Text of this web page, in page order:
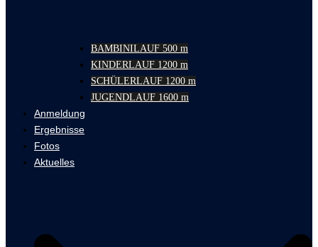
BAMBINILAUF 500 m
KINDERLAUF 1200 m
SCHÜLERLAUF 1200 m
JUGENDLAUF 1600 m
Anmeldung
Ergebnisse
Fotos
Aktuelles